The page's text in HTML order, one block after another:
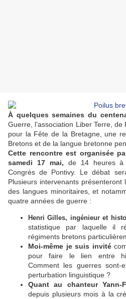
À quelques semaines du
Guerre, l’association Liber Terre, de
pour la Fête de la Bretagne, une
Bretons et de la langue bretonne
Cette rencontre est organisée
samedi 17 mai, de 14 heures à
Congrès de Pontivy. Le débat
Plusieurs intervenants
des langues minoritaires, et
quatre années de guerre :
Henri Gilles, ingénieur et
statistique par laquelle il
régiments bretons
Moi-même je suis invité
pour faire le lien entre
Comment les guerres
perturbation linguistique ?
Quant au chanteur Yann-
depuis plusieurs mois à la